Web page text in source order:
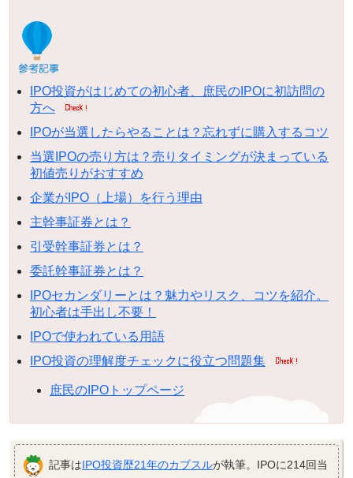
IPO投資がはじめての初心者、庶民のIPOに初訪問の
方へ
IPOが当選したらやることは？忘れずに購入するコツ
当選IPOの売り方は？売りタイミングが決まっている
初値売りがおすすめ
企業がIPO（上場）を行う理由
主幹事証券とは？
引受幹事証券とは？
委託幹事証券とは？
IPOセカンダリーとは？魅力やリスク、コツを紹介。
初心者は手出し不要！
IPOで使われている用語
IPO投資の理解度チェックに役立つ問題集
庶民のIPOトップページ
記事はIPO投資歴21年のカブスルが執筆。IPOに214回当